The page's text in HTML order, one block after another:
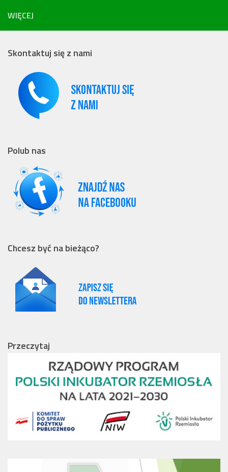
WIĘCEJ
Skontaktuj się z nami
Polub nas
Chcesz być na bieżąco?
Przeczytaj